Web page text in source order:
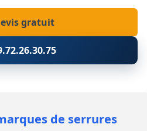
gratuit
de serrures